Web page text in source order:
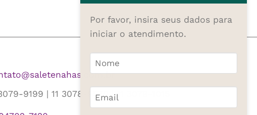
9199 | 11 3078-9570 | 11 3079-1015
Por favor, insira seus dados para
iniciar o atendimento.